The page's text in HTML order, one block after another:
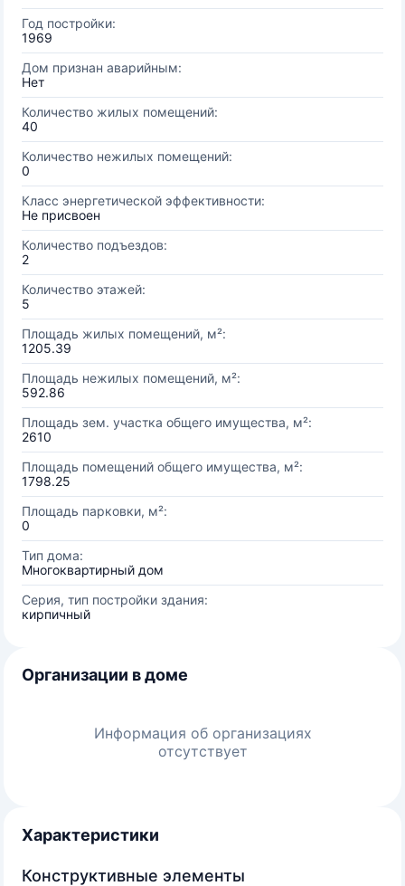
Год постройки:
1969
Дом признан аварийным:
Нет
Количество жилых помещений:
40
Количество нежилых помещений:
0
Класс энергетической эффективности:
Не присвоен
Количество подъездов:
2
Количество этажей:
5
Площадь жилых помещений, м²:
1205.39
Площадь нежилых помещений, м²:
592.86
Площадь зем. участка общего имущества, м²:
2610
Площадь помещений общего имущества, м²:
1798.25
Площадь парковки, м²:
0
Тип дома:
Многоквартирный дом
Серия, тип постройки здания:
кирпичный
Организации в доме
Информация об организациях
отсутствует
Характеристики
Конструктивные элементы